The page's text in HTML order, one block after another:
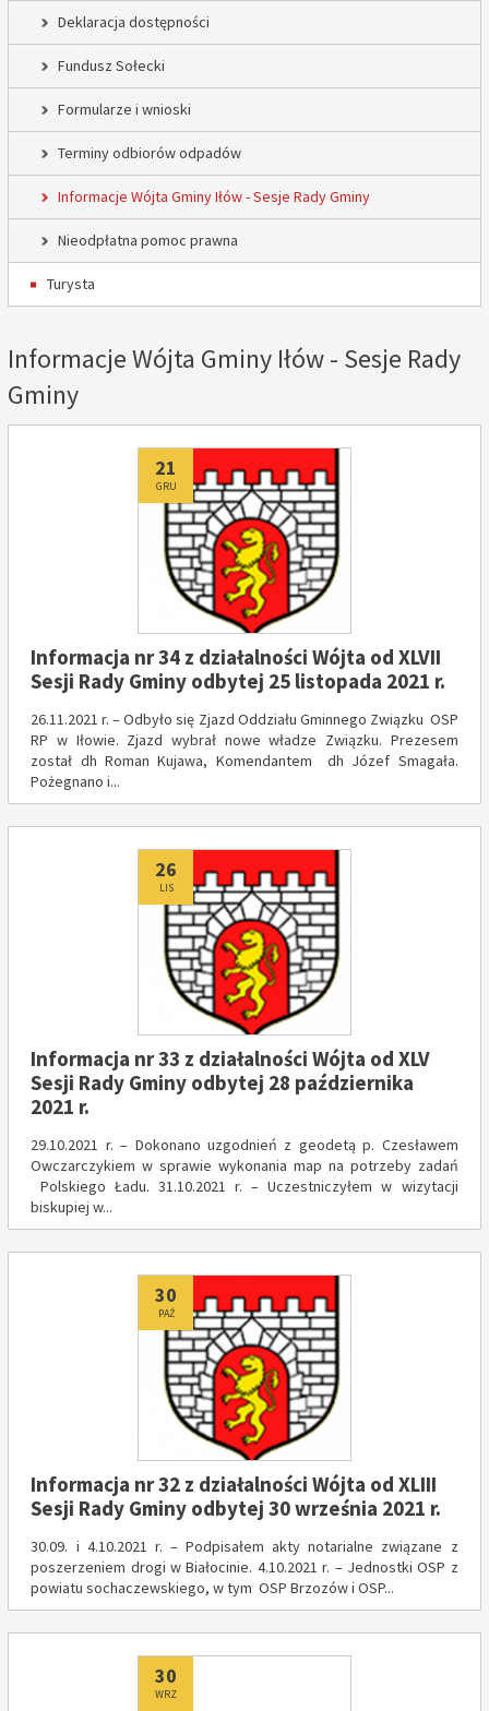
Deklaracja dostępności
Fundusz Sołecki
Formularze i wnioski
Terminy odbiorów odpadów
Informacje Wójta Gminy Iłów - Sesje Rady Gminy
Nieodpłatna pomoc prawna
Turysta
Informacje Wójta Gminy Iłów - Sesje Rady
Gminy
Dodano
21
GRU
Informacja nr 34 z działalności Wójta od XLVII
Sesji Rady Gminy odbytej 25 listopada 2021 r.
26.11.2021 r. – Odbyło się Zjazd Oddziału Gminnego Związku OSP
RP w Iłowie. Zjazd wybrał nowe władze Związku. Prezesem
został dh Roman Kujawa, Komendantem dh Józef Smagała.
Pożegnano i...
Dodano
26
LIS
Informacja nr 33 z działalności Wójta od XLV
Sesji Rady Gminy odbytej 28 października
2021 r.
29.10.2021 r. – Dokonano uzgodnień z geodetą p. Czesławem
Owczarczykiem w sprawie wykonania map na potrzeby zadań
Polskiego Ładu. 31.10.2021 r. – Uczestniczyłem w wizytacji
biskupiej w...
Dodano
30
PAŹ
Informacja nr 32 z działalności Wójta od XLIII
Sesji Rady Gminy odbytej 30 września 2021 r.
30.09. i 4.10.2021 r. – Podpisałem akty notarialne związane z
poszerzeniem drogi w Białocinie. 4.10.2021 r. – Jednostki OSP z
powiatu sochaczewskiego, w tym OSP Brzozów i OSP...
Dodano
30
WRZ